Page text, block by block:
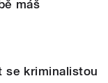
máš
se kriminalistou